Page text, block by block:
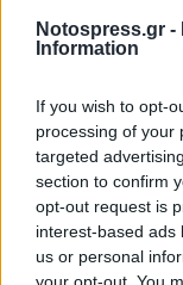
Notospress.gr -
Information
If you wish to opt-
processing of your
targeted
section to confirm
opt-out request is
interest-based ads
us or personal
your opt-out. You
κατάλληλο
φυλακές. Δεν
νιώθουν
και το ίδιο
γεννητικά του
Οι γυναίκες